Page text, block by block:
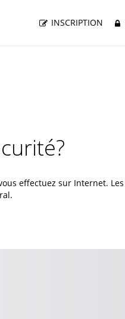
INSCRIPTION
effectuez sur Internet. Les